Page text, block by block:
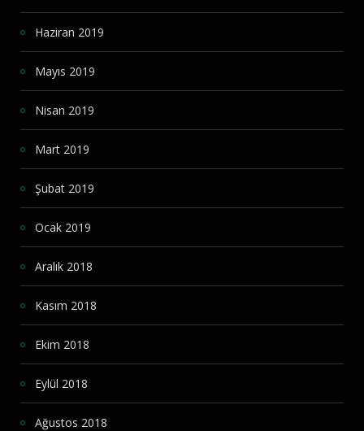
Haziran 2019
Mayıs 2019
Nisan 2019
Mart 2019
Şubat 2019
Ocak 2019
Aralık 2018
Kasım 2018
Ekim 2018
Eylül 2018
Ağustos 2018